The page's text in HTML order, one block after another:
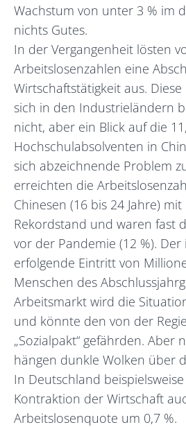
Wachstum von unter 3 % im
nichts Gutes.
In der Vergangenheit lösten
Arbeitslosenzahlen eine
Wirtschaftstätigkeit aus.
sich in den Industrieländern
nicht, aber ein Blick auf die
Hochschulabsolventen in
sich abzeichnende Problem
erreichten die
Chinesen (16 bis 24 Jahre)
Rekordstand und waren fast
vor der Pandemie (12 %).
erfolgende Eintritt von
Menschen des
Arbeitsmarkt wird die
und könnte den von der
„Sozialpakt“ gefährden. Aber
hängen dunkle Wolken über
In Deutschland
Kontraktion der Wirtschaft
Arbeitslosenquote um 0,7 %.